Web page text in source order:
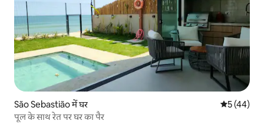
São Sebastião में घर औसत रेटिंग
5 (44)
पूल के साथ रेत पर घर का पैर